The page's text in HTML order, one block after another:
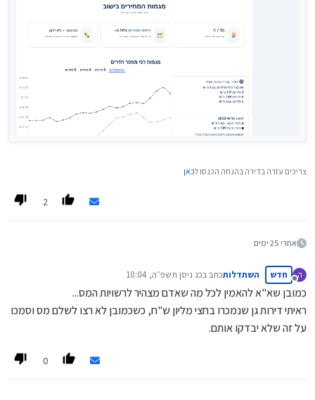
צריכים עזרה בדירה בהנחה הכנסו לכאן
2
אחרי 25 ימים
ה
מנותק
חדש השתדלותכתב בכג ניסן תשפ״ה, 10:04
נערך לאחרונה על ידי
כמובן שא"א להאמין לכל מה שאדם מצהיר לרשויות המס...
ראיתי דירות גן שנמכרו בחצי מליון ש"ח, כשכמובן לא רצו לשלם מס וסמכו
על זה שלא יבדקו אותם.
0